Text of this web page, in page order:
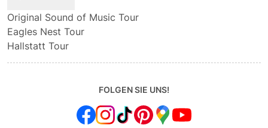
Original Sound of Music Tour
Eagles Nest Tour
Hallstatt Tour
FOLGEN SIE UNS!